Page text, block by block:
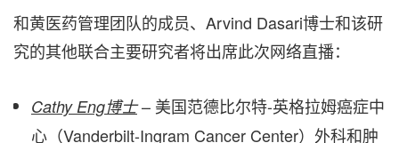
和黄医药管理团队的成员、Arvind Dasari博士和该研
究的其他联合主要研究者将出席此次网络直播：
Cathy Eng博士– 美国范德比尔特-英格拉姆癌症中
心（Vanderbilt-Ingram Cancer Center）外科和肿